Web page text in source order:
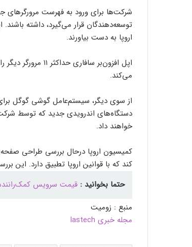
شرکت‌ها برای ورود به فهرست مرورگرهای
اروپا به دست بیاورند.
اپل افزون‌بر
می‌کند.
از سوی دیگر، سیستم‌عامل گوشی گوگل
دستگاه‌های اندرویدی جدید که توسط
خواهند داد.
کمیسیون اروپا درحال بررسی طراحی
کند که با قوانین اروپا تطبیق دارد. این
حتما بخوانید : قیمت سرویس
منبع : زومیت
مجله خبری lastech